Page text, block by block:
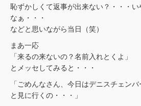
恥ずかしくて返事が出来ない？・・・
なぁ・・・
などと思いながら当日（笑）
まあ一応
「来るの来ないの？名前入れとくよ」
とメッセしてみると・・・
「ごめんなさん、今日はデニスチェン
と見に行くの・・・」